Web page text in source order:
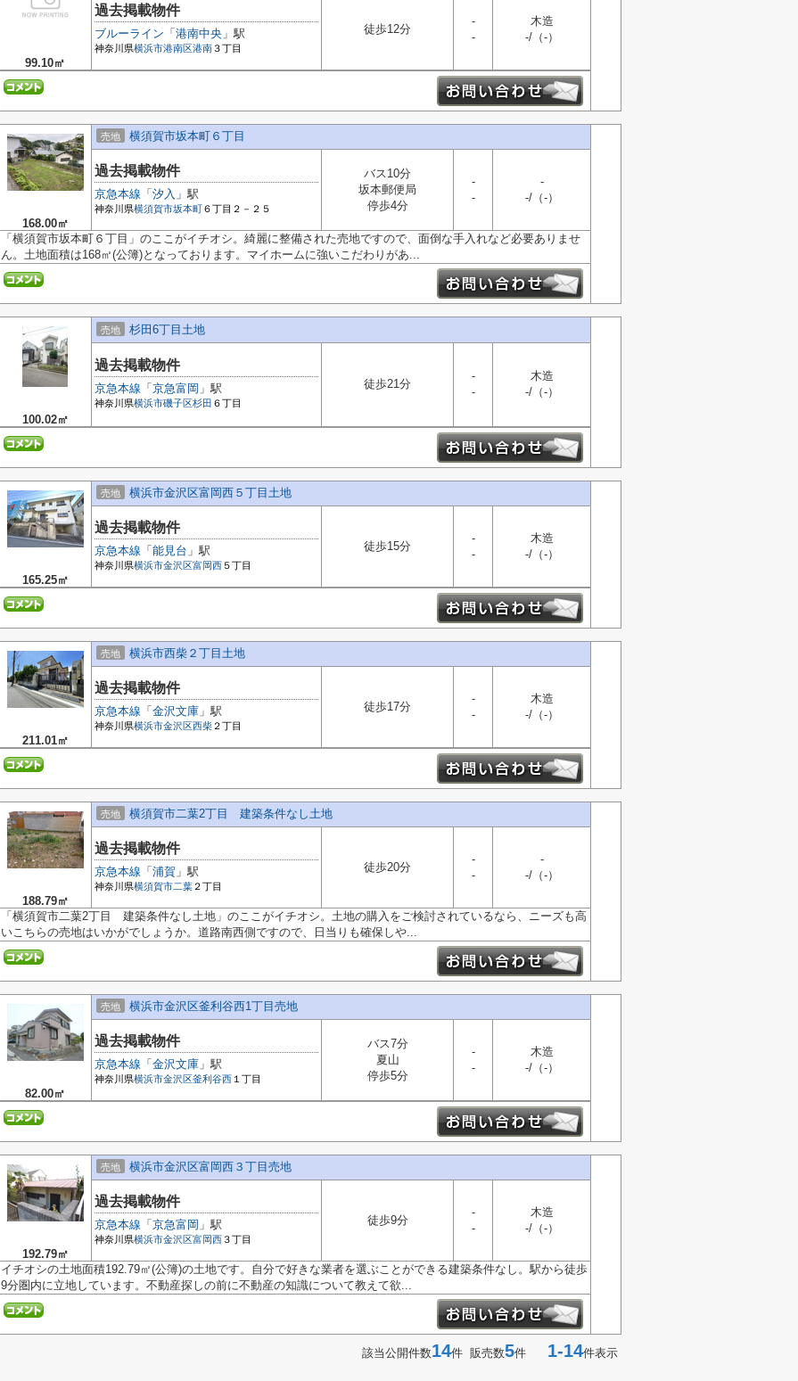
99.10㎡
過去掲載物件
ブルーライン 「 港南中央 」駅
神奈川県横浜市港南区港南３丁目
徒歩12分
-
-
木造
-/（-）
168.00㎡
売地 横須賀市坂本町６丁目
過去掲載物件
京急本線 「 汐入 」駅
神奈川県横須賀市坂本町 ６丁目２－２５
バス10分
坂本郵便局
停歩4分
-
-
-
-/（-）
「横須賀市坂本町６丁目」のここがイチオシ。綺麗に整備された売地ですので、面倒な手入れなど必要ありませ
ん。土地面積は168㎡(公簿)となっております。マイホームに強いこだわりがあ...
100.02㎡
売地 杉田6丁目土地
過去掲載物件
京急本線 「 京急富岡 」駅
神奈川県横浜市磯子区杉田 ６丁目
徒歩21分
-
-
木造
-/（-）
165.25㎡
売地 横浜市金沢区富岡西５丁目土地
過去掲載物件
京急本線 「 能見台 」駅
神奈川県横浜市金沢区富岡西 ５丁目
徒歩15分
-
-
木造
-/（-）
211.01㎡
売地 横浜市西柴２丁目土地
過去掲載物件
京急本線 「 金沢文庫 」駅
神奈川県横浜市金沢区西柴 ２丁目
徒歩17分
-
-
木造
-/（-）
188.79㎡
売地 横須賀市二葉2丁目 建築条件なし土地
過去掲載物件
京急本線 「 浦賀 」駅
神奈川県横須賀市二葉 ２丁目
徒歩20分
-
-
-
-/（-）
「横須賀市二葉2丁目 建築条件なし土地」のここがイチオシ。土地の購入をご検討されているなら、ニーズも高
いこちらの売地はいかがでしょうか。道路南西側ですので、日当りも確保しや...
82.00㎡
売地 横浜市金沢区釜利谷西1丁目売地
過去掲載物件
京急本線 「 金沢文庫 」駅
神奈川県横浜市金沢区釜利谷西 １丁目
バス7分
夏山
停歩5分
-
-
木造
-/（-）
192.79㎡
売地 横浜市金沢区富岡西３丁目売地
過去掲載物件
京急本線 「 京急富岡 」駅
神奈川県横浜市金沢区富岡西３丁目
徒歩9分
-
-
木造
-/（-）
イチオシの土地面積192.79㎡(公簿)の土地です。自分で好きな業者を選ぶことができる建築条件なし。駅から徒歩
9分圏内に立地しています。不動産探しの前に不動産の知識について教えて欲...
該当公開件数14件 販売数5件 1-14件表示